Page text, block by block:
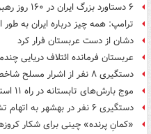
۶ دستاورد بزرگ ایران در ۱۶۰ روز رهبری رهبر انقلاب
ترامپ: همه چیز درباره ایران به
دشان از دست عربستان فرار کرد
عربستان فرمانده ائتلاف دریایی
دستگیری ۸ نفر از اشرار مسلح شاخص و مرتبطین گروهک های تروریستی
موج بارش‌های تابستانه در راه ۱۱ استان
دستگیری ۶ نفر در بهشهر به اتهام تشویش اذهان عمومی
«کمانِ پرنده» چینی برای شکار